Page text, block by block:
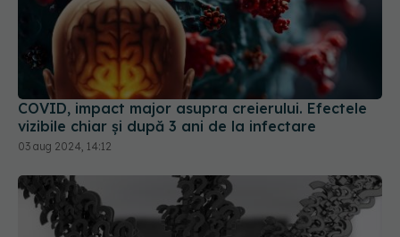
COVID, impact major asupra creierului. Efectele
vizibile chiar și după 3 ani de la infectare
03 aug 2024, 14:12